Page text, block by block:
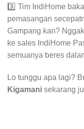
3️⃣ Tim IndiHome
pemasangan
Gampang kan?
ke sales IndiHome
semuanya beres
Lo tunggu apa lagi?
Kigamani sekarang